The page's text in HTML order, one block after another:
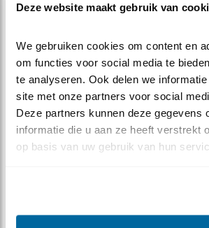
Deze website maakt gebruik van
We gebruiken cookies om content en
om functies voor social media te
te analyseren. Ook delen we
site met onze partners voor social
Deze partners kunnen deze gegevens
informatie die u aan ze heeft verstrekt
op basis van uw gebruik van hun
Maja Lemmen & Jan Willem van
Jan Willem van